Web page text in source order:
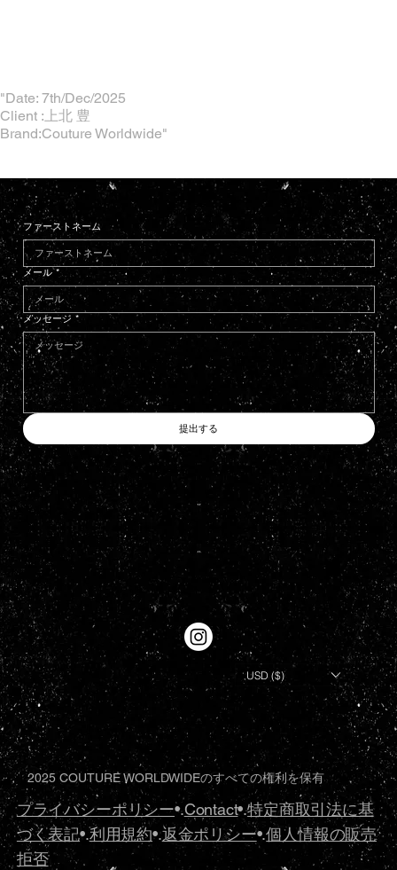
"Date: 7th/Dec/2025
Client :上北 豊
Brand:Couture Worldwide"
ファーストネーム
メール *
メッセージ *
提出する
プライバシーポリシー•.Contact•.特定商取引法に基
づく表記•.利用規約•.返金ポリシー•.個人情報の販売
拒否
2025 COUTURE WORLDWIDEのすべての権利を保有
USD ($)